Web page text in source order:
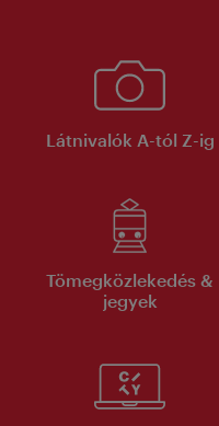
Látnivalók A-tól Z-ig
Tömegközlekedés &
jegyek